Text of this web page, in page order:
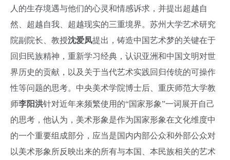
人的生存境遇与他们的心灵和情感诉求，并提出超越自
然、超越自我、超越现实的三重境界。苏州大学艺术研究
院副院长、教授沈爱凤提出，铸造中国艺术梦的关键在于
回归民族精神，重新学习经典，认识亚洲和中国文明对世
界历史的贡献，以及关于当代艺术实践回归传统的可操作
性等问题的思考。中央美术学院博士后、重庆师范大学教
师李阳洪针对近年来频繁使用的“国家形象”一词展开自己
的思考，他认为，美术形象是作为国家形象在文化维度中
的一个重要组成部分，应当是国内内部公众和外部公众对
以美术形象所反映出来的所有与本国、本民族相关的艺术